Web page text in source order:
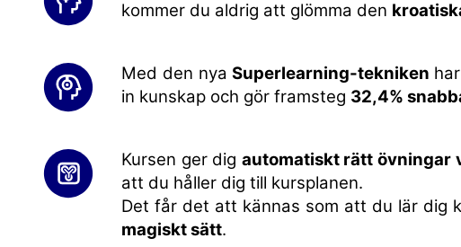
kommer du aldrig att glömma den
Med den nyaSuperlearning-tekniken
in kunskap och gör framsteg 32,4%
Kursen ger dig automatiskt rätt övningar
att du håller dig till kursplanen.
Det får det att kännas som att du lär dig
magiskt sätt.